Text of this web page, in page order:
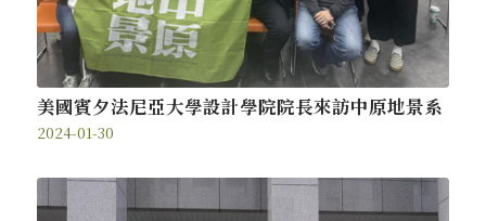
美國賓夕法尼亞大學設計學院院長來訪中原地景系
2024-01-30